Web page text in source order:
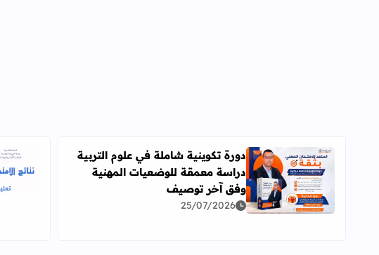
اقرأ المزيد عن دورة تكوينية شاملة في علوم التربية دراسة معمقة
دورة تكوينية شاملة في علوم التربية
دراسة معمقة للوضعيات المهنية
وفق آخر توصيف
25/07/2026